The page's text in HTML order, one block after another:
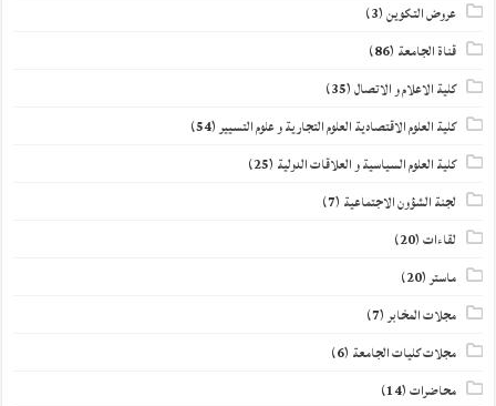
عروض التكوين(3)
قناة الجامعة (86)
كلية الاعلام و الاتصال(35)
كلية العلوم الاقتصادية العلوم التجارية و علوم التسيير(54)
كلية العلوم السياسية و العلاقات الدولية (25)
لجنة الشؤون الاجتماعية (7)
لقاءات(20)
ماستر(20)
مجلات المخابر(7)
مجلات كليات الجامعة (6)
محاضرات(14)